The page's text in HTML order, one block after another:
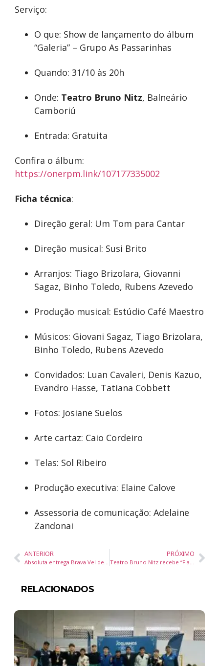
Serviço:
O que: Show de lançamento do álbum
“Galeria” – Grupo As Passarinhas
Quando: 31/10 às 20h
Onde: Teatro Bruno Nitz, Balneário
Camboriú
Entrada: Gratuita
Confira o álbum:
https://onerpm.link/107177335002
Ficha técnica:
Direção geral: Um Tom para Cantar
Direção musical: Susi Brito
Arranjos: Tiago Brizolara, Giovanni
Sagaz, Binho Toledo, Rubens Azevedo
Produção musical: Estúdio Café Maestro
Músicos: Giovani Sagaz, Tiago Brizolara,
Binho Toledo, Rubens Azevedo
Convidados: Luan Cavaleri, Denis Kazuo,
Evandro Hasse, Tatiana Cobbett
Fotos: Josiane Suelos
Arte cartaz: Caio Cordeiro
Telas: Sol Ribeiro
Produção executiva: Elaine Calove
Assessoria de comunicação: Adelaine
Zandonai
ANTERIOR
Absoluta entrega Brava Vel de R$ 100 milhões na Praia Brava, com presença de Denílson e Follmann
PRÓXIMO
Teatro Bruno Nitz recebe “Flashback Anos 70 & 80” com clássicos da música e ação solidária
RELACIONADOS